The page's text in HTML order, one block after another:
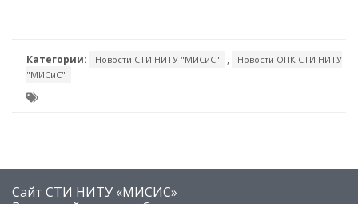
Категории: Новости СТИ НИТУ "МИСиС" ,
Новости ОПК СТИ НИТУ
"МИСиС"
Сайт СТИ НИТУ «МИСИС»